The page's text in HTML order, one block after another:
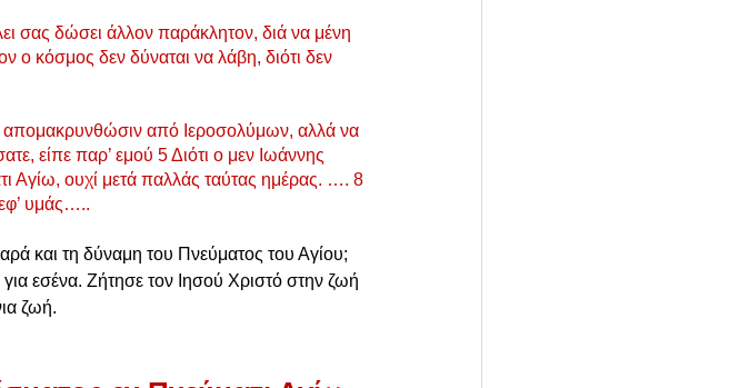
σας δώσει άλλον παράκλητον, διά να μένη
ο κόσμος δεν δύναται να λάβη, διότι δεν
απομακρυνθώσιν από Ιεροσολύμων, αλλά να
είπε παρ’ εμού 5 Διότι ο μεν Ιωάννης
Αγίω, ουχί μετά παλλάς ταύτας ημέρας. …. 8
υμάς…..
και τη δύναμη του Πνεύματος του Αγίου;
εσένα. Ζήτησε τον Ιησού Χριστό στην ζωή
ζωή.